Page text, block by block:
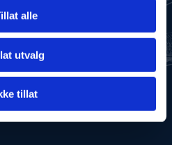
alle
utvalg
tillat